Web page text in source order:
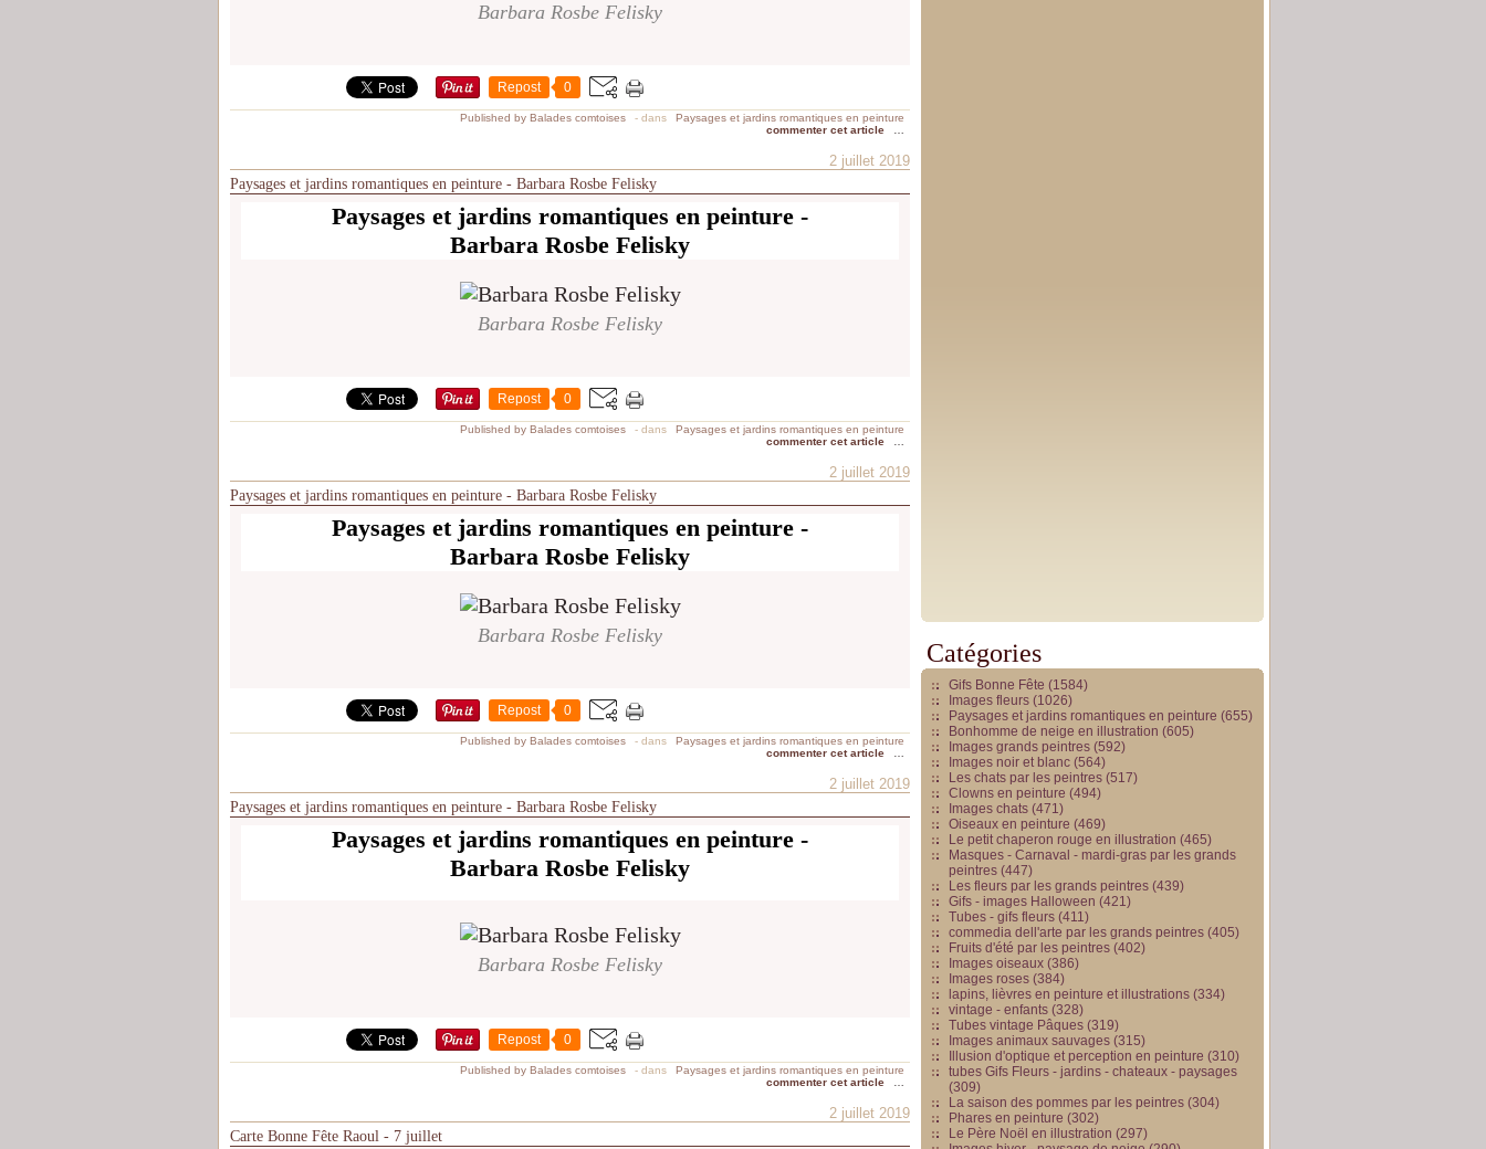
Barbara Rosbe Felisky
Repost 0
Published by Balades comtoises - dans
Paysages et jardins romantiques en peinture
commenter cet article
2 juillet 2019
Paysages et jardins romantiques en peinture - Barbara Rosbe Felisky
Paysages et jardins romantiques en peinture -
Barbara Rosbe Felisky
Barbara Rosbe Felisky
Repost 0
Published by Balades comtoises - dans
Paysages et jardins romantiques en peinture
commenter cet article
2 juillet 2019
Paysages et jardins romantiques en peinture - Barbara Rosbe Felisky
Paysages et jardins romantiques en peinture -
Barbara Rosbe Felisky
Barbara Rosbe Felisky
Repost 0
Published by Balades comtoises - dans
Paysages et jardins romantiques en peinture
commenter cet article
2 juillet 2019
Paysages et jardins romantiques en peinture - Barbara Rosbe Felisky
Paysages et jardins romantiques en peinture -
Barbara Rosbe Felisky
Barbara Rosbe Felisky
Repost 0
Published by Balades comtoises - dans
Paysages et jardins romantiques en peinture
commenter cet article
2 juillet 2019
Carte Bonne Fête Raoul - 7 juillet
Catégories
Gifs Bonne Fête (1584)
Images fleurs (1026)
Paysages et jardins romantiques en peinture (655)
Bonhomme de neige en illustration (605)
Images grands peintres (592)
Images noir et blanc (564)
Les chats par les peintres (517)
Clowns en peinture (494)
Images chats (471)
Oiseaux en peinture (469)
Le petit chaperon rouge en illustration (465)
Masques - Carnaval - mardi-gras par les grands
peintres (447)
Les fleurs par les grands peintres (439)
Gifs - images Halloween (421)
Tubes - gifs fleurs (411)
commedia dell'arte par les grands peintres (405)
Fruits d'été par les peintres (402)
Images oiseaux (386)
Images roses (384)
lapins, lièvres en peinture et illustrations (334)
vintage - enfants (328)
Tubes vintage Pâques (319)
Images animaux sauvages (315)
Illusion d'optique et perception en peinture (310)
tubes Gifs Fleurs - jardins - chateaux - paysages
(309)
La saison des pommes par les peintres (304)
Phares en peinture (302)
Le Père Noël en illustration (297)